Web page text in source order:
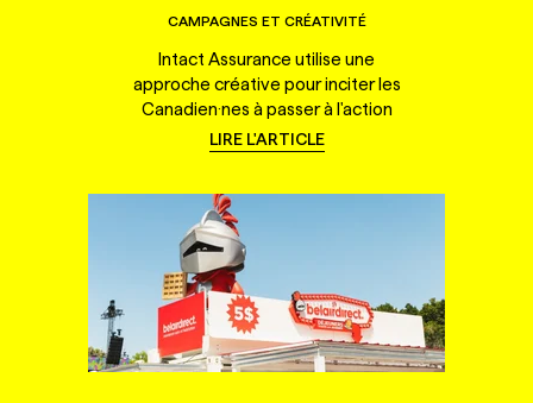
CAMPAGNES ET CRÉATIVITÉ
Intact Assurance utilise une
approche créative pour inciter les
Canadien·nes à passer à l'action
LIRE L'ARTICLE